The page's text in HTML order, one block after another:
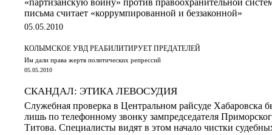
письма считает «коррумпированной и беззаконной»
05.05.2010
КОЛЫМСКОЕ УВД РЕАБИЛИТИРУЕТ ПРЕДАТЕЛЕЙ
Им дали права жертв политических репрессий
05.05.2010
СКАНДАЛ: ЭТИКА ЛЕВОСУДИЯ
Служебная проверка в Центральном райсуде Хабаровска
лишь по телефонному звонку зампредседателя
Титова. Специалисты видят в этом начало чистки